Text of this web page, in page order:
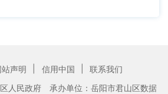
站声明 信用中国
联系我们
人民政府
承办单位：岳阳市君山区数据